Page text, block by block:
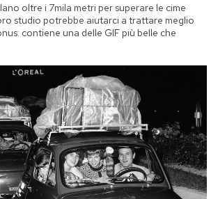
oltre i 7mila metri per superare le cime
studio potrebbe aiutarci a trattare meglio
contiene una delle GIF più belle che